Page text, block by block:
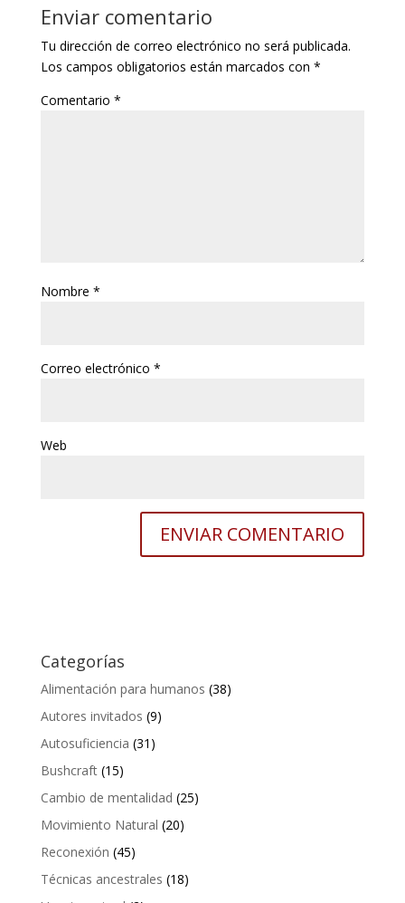
Enviar comentario
Tu dirección de correo electrónico no será publicada.
Los campos obligatorios están marcados con *
Comentario *
Nombre *
Correo electrónico *
Web
Categorías
Alimentación para humanos (38)
Autores invitados (9)
Autosuficiencia (31)
Bushcraft(15)
Cambio de mentalidad (25)
Movimiento Natural (20)
Reconexión (45)
Técnicas ancestrales (18)